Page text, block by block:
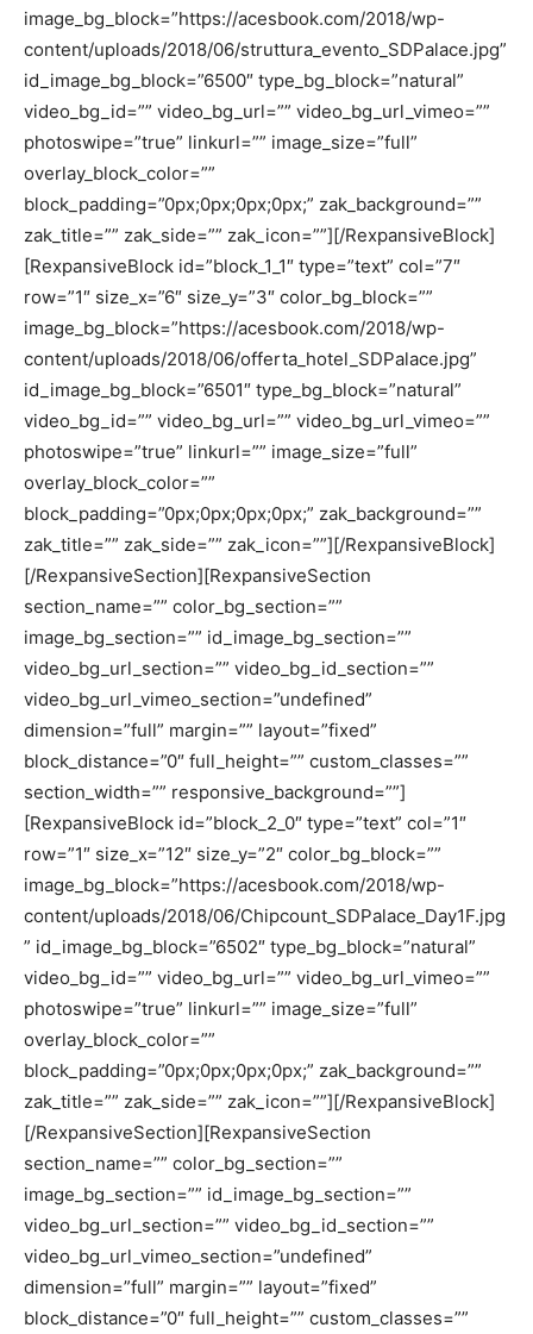
image_bg_block=”https://acesbook.com/2018/wp-
content/uploads/2018/06/struttura_evento_SDPalace.jpg”
id_image_bg_block=”6500″ type_bg_block=”natural”
video_bg_id=”” video_bg_url=”” video_bg_url_vimeo=””
photoswipe=”true” linkurl=”” image_size=”full”
overlay_block_color=””
block_padding=”0px;0px;0px;0px;” zak_background=””
zak_title=”” zak_side=”” zak_icon=””][/RexpansiveBlock]
[RexpansiveBlock id=”block_1_1″ type=”text” col=”7″
row=”1″ size_x=”6″ size_y=”3″ color_bg_block=””
image_bg_block=”https://acesbook.com/2018/wp-
content/uploads/2018/06/offerta_hotel_SDPalace.jpg”
id_image_bg_block=”6501″ type_bg_block=”natural”
video_bg_id=”” video_bg_url=”” video_bg_url_vimeo=””
photoswipe=”true” linkurl=”” image_size=”full”
overlay_block_color=””
block_padding=”0px;0px;0px;0px;” zak_background=””
zak_title=”” zak_side=”” zak_icon=””][/RexpansiveBlock]
[/RexpansiveSection][RexpansiveSection
section_name=”” color_bg_section=””
image_bg_section=”” id_image_bg_section=””
video_bg_url_section=”” video_bg_id_section=””
video_bg_url_vimeo_section=”undefined”
dimension=”full” margin=”” layout=”fixed”
block_distance=”0″ full_height=”” custom_classes=””
section_width=”” responsive_background=””]
[RexpansiveBlock id=”block_2_0″ type=”text” col=”1″
row=”1″ size_x=”12″ size_y=”2″ color_bg_block=””
image_bg_block=”https://acesbook.com/2018/wp-
content/uploads/2018/06/Chipcount_SDPalace_Day1F.jpg
” id_image_bg_block=”6502″ type_bg_block=”natural”
video_bg_id=”” video_bg_url=”” video_bg_url_vimeo=””
photoswipe=”true” linkurl=”” image_size=”full”
overlay_block_color=””
block_padding=”0px;0px;0px;0px;” zak_background=””
zak_title=”” zak_side=”” zak_icon=””][/RexpansiveBlock]
[/RexpansiveSection][RexpansiveSection
section_name=”” color_bg_section=””
image_bg_section=”” id_image_bg_section=””
video_bg_url_section=”” video_bg_id_section=””
video_bg_url_vimeo_section=”undefined”
dimension=”full” margin=”” layout=”fixed”
block_distance=”0″ full_height=”” custom_classes=””